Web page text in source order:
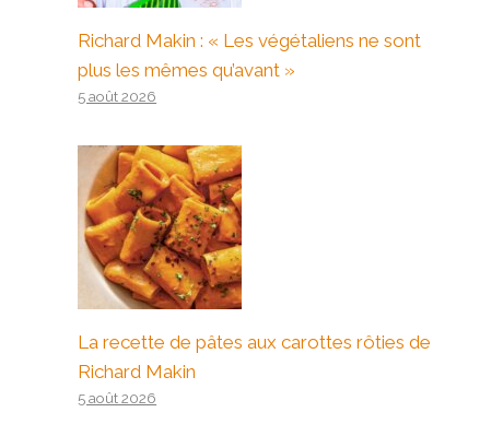
Richard Makin : « Les végétaliens ne sont
plus les mêmes qu’avant »
5 août 2026
La recette de pâtes aux carottes rôties de
Richard Makin
5 août 2026